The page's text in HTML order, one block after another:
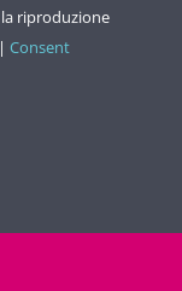
riproduzione
| Consent